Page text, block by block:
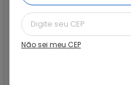
Não sei meu CEP